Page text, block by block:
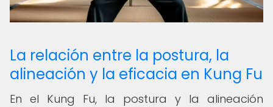
La relación entre la postura, la
alineación y la eficacia en Kung Fu
En el Kung Fu, la postura y la alineación